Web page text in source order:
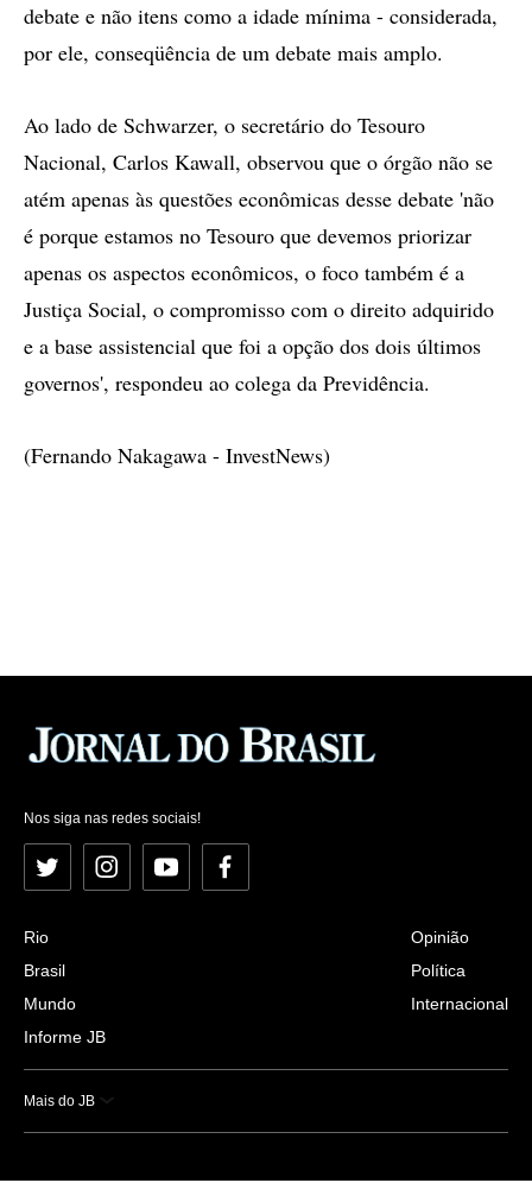
debate e não itens como a idade mínima - considerada,
por ele, conseqüência de um debate mais amplo.
Ao lado de Schwarzer, o secretário do Tesouro
Nacional, Carlos Kawall, observou que o órgão não se
atém apenas às questões econômicas desse debate 'não
é porque estamos no Tesouro que devemos priorizar
apenas os aspectos econômicos, o foco também é a
Justiça Social, o compromisso com o direito adquirido
e a base assistencial que foi a opção dos dois últimos
governos', respondeu ao colega da Previdência.
(Fernando Nakagawa - InvestNews)
Nos siga nas redes sociais!
Twitter InstagramYouTubeFacebook
Rio
Brasil
Mundo
Informe JB
Opinião
Política
Internacional
Mais do JB
Esportes